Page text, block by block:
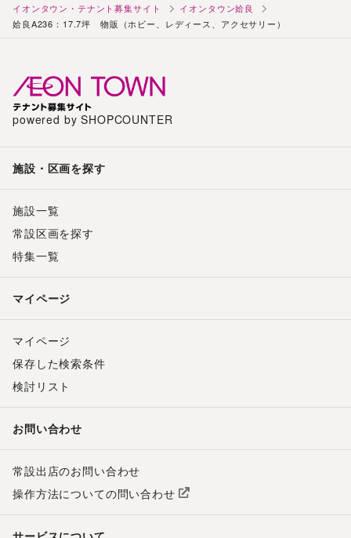
イオンタウン・テナント募集サイト
イオンタウン姶良
姶良A236：17.7坪 物販（ホビー、レディース、アクセサリー）
powered by SHOPCOUNTER
施設・区画を探す
施設一覧
常設区画を探す
特集一覧
マイページ
マイページ
保存した検索条件
検討リスト
お問い合わせ
常設出店のお問い合わせ
操作方法についての問い合わせ